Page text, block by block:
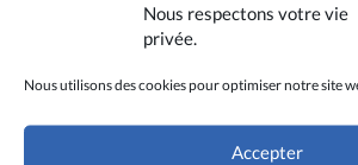
Nous respectons votre vie
privée.
Nous utilisons des cookies pour optimiser notre site
Accepter